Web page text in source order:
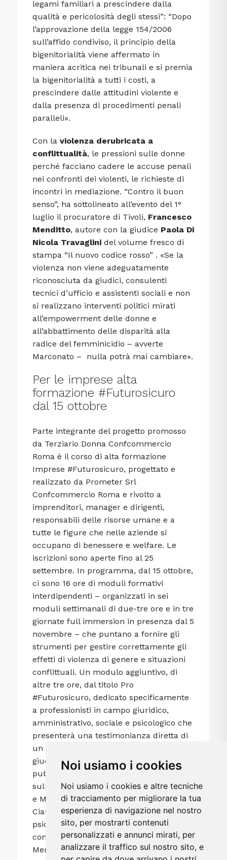
Noi usiamo i cookies
Noi usiamo i cookies e altre tecniche
di tracciamento per migliorare la tua
esperienza di navigazione nel nostro
sito, per mostrarti contenuti
personalizzati e annunci mirati, per
analizzare il traffico sul nostro sito, e
legami familiari a prescindere dalla
qualità e pericolosità degli stessi”: “Dopo
l’approvazione della legge 154/2006
sull’affido condiviso, il principio della
bigenitorialità viene affermato in
maniera acritica nei tribunali e si premia
la bigenitorialità a tutti i costi, a
prescindere dalle attitudini violente e
dalla presenza di procedimenti penali
paralleli».
Con laviolenza derubricata a
conflittualità, le pressioni sulle donne
perché facciano cadere le accuse penali
nei confronti dei violenti, le richieste di
incontri in mediazione. “Contro il buon
senso”, ha sottolineato all’evento del 1°
luglio il procuratore di Tivoli, Francesco
Menditto, autore con la giudice Paola Di
Nicola Travaglini del volume fresco di
stampa “Il nuovo codice rosso” . «Se la
violenza non viene adeguatamente
riconosciuta da giudici, consulenti
tecnici d’ufficio e assistenti sociali e non
si realizzano interventi politici mirati
all’empowerment delle donne e
all’abbattimento delle disparità alla
radice del femminicidio – avverte
Marconato – nulla potrà mai cambiare».
Per le imprese alta
formazione #Futurosicuro
dal 15 ottobre
Parte integrante del progetto promosso
da Terziario Donna Confcommercio
Roma è il corso di alta formazione
Imprese #Futurosicuro, progettato e
realizzato da Prometer Srl
Confcommercio Roma e rivolto a
imprenditori, manager e dirigenti,
responsabili delle risorse umane e a
tutte le figure che nelle aziende si
occupano di benessere e welfare. Le
iscrizioni sono aperte fino al 25
settembre. In programma, dal 15 ottobre,
ci sono 16 ore di moduli formativi
interdipendenti – organizzati in sei
moduli settimanali di due-tre ore e in tre
giornate full immersion in presenza dal 5
novembre – che puntano a fornire gli
strumenti per gestire correttamente gli
effetti di violenza di genere e situazioni
conflittuali. Un modulo aggiuntivo, di
altre tre ore, dal titolo Pro
#Futurosicuro, dedicato specificamente
a professionisti in campo giuridico,
amministrativo, sociale e psicologico che
presenterà una testimonianza diretta di
un protocollo d’intesa in ambito
giudiziario focalizzandosi sul ruolo del
pubblico ministero nei procedimenti
sulla violenza. I docenti, oltre a Petrozzi
e Marconato, sono lo psichiatra Paolo
Cianconi, l’avvocata Elisa D’Arrico, la
psicologa Eloisa Manfredi e la
consulente finanziaria Monica
Menichelli. Perché l’educazione